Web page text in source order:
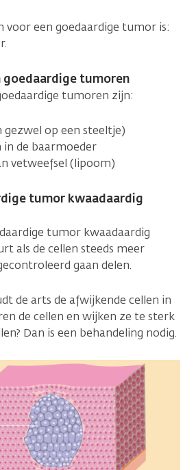
voor een goedaardige tumor is:
goedaardige tumoren
tumoren zijn:
gezwel op een steeltje)
in de baarmoeder
vetweefsel (lipoom)
tumor kwaadaardig
tumor kwaadaardig
als de cellen steeds meer
gaan delen.
de arts de afwijkende cellen in
de cellen en wijken ze te sterk
Dan is een behandeling nodig.